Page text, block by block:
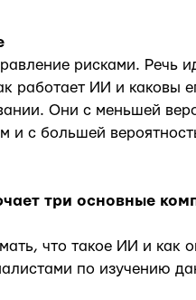
рисками. Речь
работает ИИ и каковы
Они с меньшей
и с большей
три основные
что такое ИИ и как
по изучению